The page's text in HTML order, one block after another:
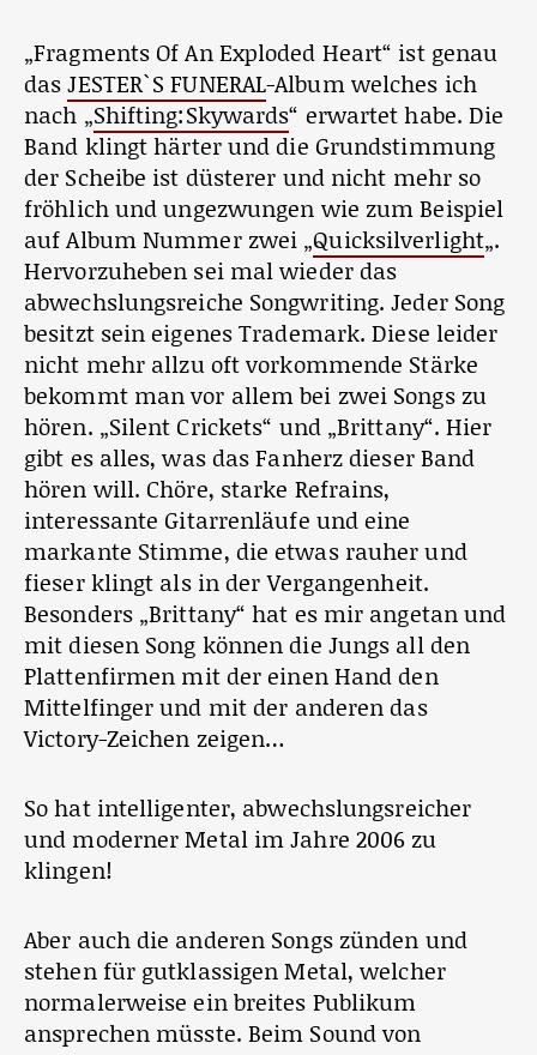
„Fragments Of An Exploded Heart“ ist genau
dasJESTER`S FUNERAL-Album welches ich
nach „Shifting:Skywards“ erwartet habe. Die
Band klingt härter und die Grundstimmung
der Scheibe ist düsterer und nicht mehr so
fröhlich und ungezwungen wie zum Beispiel
auf Album Nummer zwei „Quicksilverlight„.
Hervorzuheben sei mal wieder das
abwechslungsreiche Songwriting. Jeder Song
besitzt sein eigenes Trademark. Diese leider
nicht mehr allzu oft vorkommende Stärke
bekommt man vor allem bei zwei Songs zu
hören. „Silent Crickets“ und „Brittany“. Hier
gibt es alles, was das Fanherz dieser Band
hören will. Chöre, starke Refrains,
interessante Gitarrenläufe und eine
markante Stimme, die etwas rauher und
fieser klingt als in der Vergangenheit.
Besonders „Brittany“ hat es mir angetan und
mit diesen Song können die Jungs all den
Plattenfirmen mit der einen Hand den
Mittelfinger und mit der anderen das
Victory-Zeichen zeigen…
So hat intelligenter, abwechslungsreicher
und moderner Metal im Jahre 2006 zu
klingen!
Aber auch die anderen Songs zünden und
stehen für gutklassigen Metal, welcher
normalerweise ein breites Publikum
ansprechen müsste. Beim Sound von